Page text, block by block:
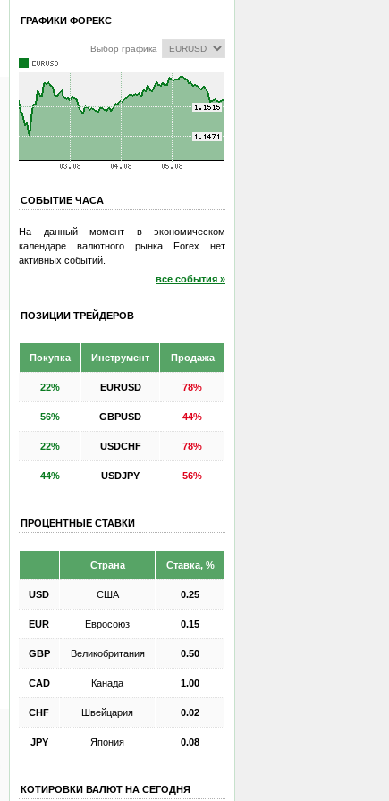
ГРАФИКИ ФОРЕКС
Выбор графика
СОБЫТИЕ ЧАСА
На данный момент в экономическом
календаре валютного рынка Forex нет
активных событий.
все события »
ПОЗИЦИИ ТРЕЙДЕРОВ
Покупка Инструмент Продажа
22% EURUSD 78%
56% GBPUSD 44%
22% USDCHF 78%
44% USDJPY 56%
ПРОЦЕНТНЫЕ СТАВКИ
Страна Ставка, %
USD США 0.25
EUR Евросоюз 0.15
GBP Великобритания 0.50
CAD Канада 1.00
CHF Швейцария 0.02
JPY Япония 0.08
КОТИРОВКИ ВАЛЮТ НА СЕГОДНЯ